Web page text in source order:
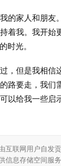
的家人和朋友
着我。我开始
时光。
，但是我相信
路要走，我们
以给我一些启
互联网用户自发
信息存储空间服